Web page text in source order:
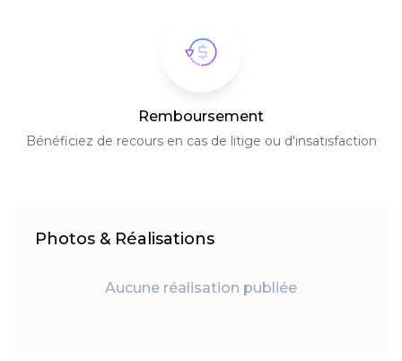
Remboursement
Bénéficiez de recours en cas de litige ou d'insatisfaction
Photos & Réalisations
Aucune réalisation publiée